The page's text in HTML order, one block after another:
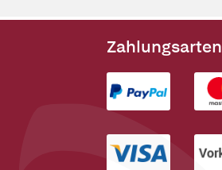
Zahlungsarten